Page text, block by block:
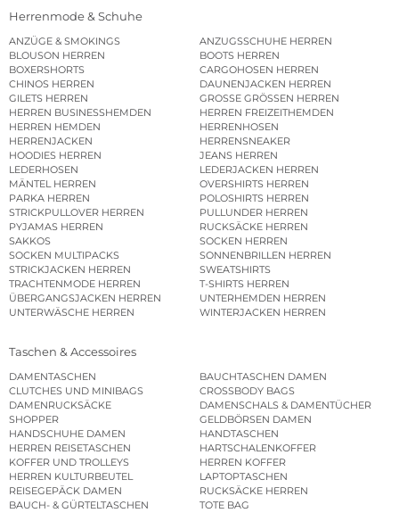
Herrenmode & Schuhe
ANZÜGE & SMOKINGS
ANZUGSSCHUHE HERREN
BLOUSON HERREN
BOOTS HERREN
BOXERSHORTS
CARGOHOSEN HERREN
CHINOS HERREN
DAUNENJACKEN HERREN
GILETS HERREN
GROSSE GRÖSSEN HERREN
HERREN BUSINESSHEMDEN
HERREN FREIZEITHEMDEN
HERREN HEMDEN
HERRENHOSEN
HERRENJACKEN
HERRENSNEAKER
HOODIES HERREN
JEANS HERREN
LEDERHOSEN
LEDERJACKEN HERREN
MÄNTEL HERREN
OVERSHIRTS HERREN
PARKA HERREN
POLOSHIRTS HERREN
STRICKPULLOVER HERREN
PULLUNDER HERREN
PYJAMAS HERREN
RUCKSÄCKE HERREN
SAKKOS
SOCKEN HERREN
SOCKEN MULTIPACKS
SONNENBRILLEN HERREN
STRICKJACKEN HERREN
SWEATSHIRTS
TRACHTENMODE HERREN
T-SHIRTS HERREN
ÜBERGANGSJACKEN HERREN
UNTERHEMDEN HERREN
UNTERWÄSCHE HERREN
WINTERJACKEN HERREN
Taschen & Accessoires
DAMENTASCHEN
BAUCHTASCHEN DAMEN
CLUTCHES UND MINIBAGS
CROSSBODY BAGS
DAMENRUCKSÄCKE
DAMENSCHALS & DAMENTÜCHER
SHOPPER
GELDBÖRSEN DAMEN
HANDSCHUHE DAMEN
HANDTASCHEN
HERREN REISETASCHEN
HARTSCHALENKOFFER
KOFFER UND TROLLEYS
HERREN KOFFER
HERREN KULTURBEUTEL
LAPTOPTASCHEN
REISEGEPÄCK DAMEN
RUCKSÄCKE HERREN
BAUCH- & GÜRTELTASCHEN
TOTE BAG